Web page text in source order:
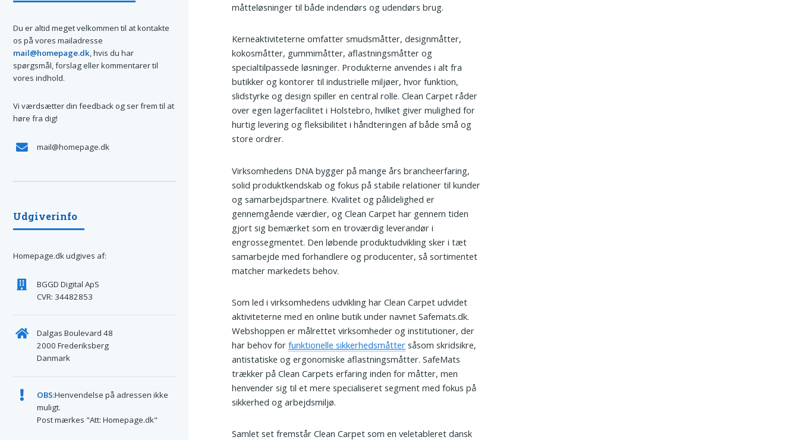
måtteløsninger til både indendørs og udendørs brug.
Kerneaktiviteterne omfatter smudsmåtter, designmåtter,
kokosmåtter, gummimåtter, aflastningsmåtter og
specialtilpassede løsninger. Produkterne anvendes i alt fra
butikker og kontorer til industrielle miljøer, hvor funktion,
slidstyrke og design spiller en central rolle. Clean Carpet råder
over egen lagerfacilitet i Holstebro, hvilket giver mulighed for
hurtig levering og fleksibilitet i håndteringen af både små og
store ordrer.
Virksomhedens DNA bygger på mange års brancheerfaring,
solid produktkendskab og fokus på stabile relationer til kunder
og samarbejdspartnere. Kvalitet og pålidelighed er
gennemgående værdier, og Clean Carpet har gennem tiden
gjort sig bemærket som en troværdig leverandør i
engrossegmentet. Den løbende produktudvikling sker i tæt
samarbejde med forhandlere og producenter, så sortimentet
matcher markedets behov.
Som led i virksomhedens udvikling har Clean Carpet udvidet
aktiviteterne med en online butik under navnet Safemats.dk.
Webshoppen er målrettet virksomheder og institutioner, der
har behov forfunktionelle sikkerhedsmåtter såsom skridsikre,
antistatiske og ergonomiske aflastningsmåtter. SafeMats
trækker på Clean Carpets erfaring inden for måtter, men
henvender sig til et mere specialiseret segment med fokus på
sikkerhed og arbejdsmiljø.
Samlet set fremstår Clean Carpet som en veletableret dansk
Du er altid meget velkommen til at kontakte
os på vores mailadresse
mail@homepage.dk, hvis du har
spørgsmål, forslag eller kommentarer til
vores indhold.
Vi værdsætter din feedback og ser frem til at
høre fra dig!
mail@homepage.dk
Udgiverinfo
Homepage.dk udgives af:
BGGD Digital ApS
CVR: 34482853
Dalgas Boulevard 48
2000 Frederiksberg
Danmark
OBS:Henvendelse på adressen ikke
muligt.
Post mærkes "Att: Homepage.dk"